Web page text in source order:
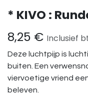
* KIVO :
8,25 € Inclusief
Deze luchtpijp is
buiten. Een
viervoetige vriend
beleven.